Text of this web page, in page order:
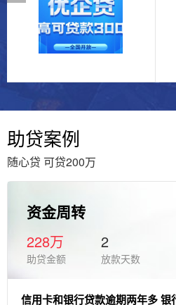
助贷案例
随心贷 可贷200万
资金周转
228万
助贷金额
2
放款天数
信用卡和银行贷款逾期两年多